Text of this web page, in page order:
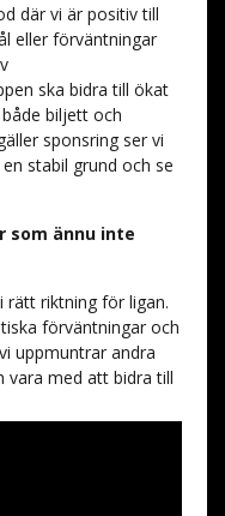
där vi är positiv till
eller förväntningar
ska bidra till ökat
biljett och
sponsring ser vi
stabil grund och se
som ännu inte
rätt riktning för ligan.
förväntningar och
uppmuntrar andra
vara med att bidra till